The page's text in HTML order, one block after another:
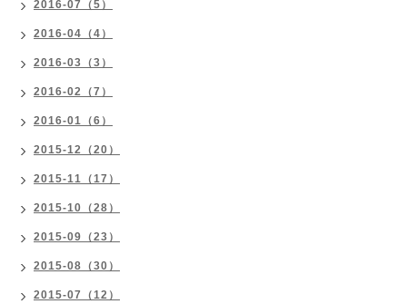
2016-07（5）
2016-04（4）
2016-03（3）
2016-02（7）
2016-01（6）
2015-12（20）
2015-11（17）
2015-10（28）
2015-09（23）
2015-08（30）
2015-07（12）